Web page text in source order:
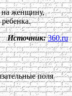
на женщину,
Источник: 360.ru
поля